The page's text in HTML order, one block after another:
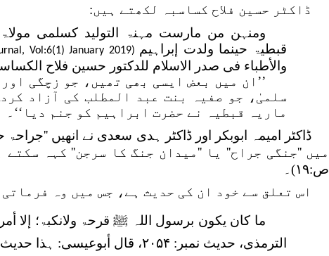
ڈاکٹر حسین فلاح کساسبہ لکھتے ہیں:
ومنہن من مارست مہنۃ التولید کسلمی
قبطیۃ حینما ولدت إبراہیم (
Vol:6(1) January 2019
والأطباء فی صدر الاسلام للدکتور حسین فلاح
’’ان میں بعض ایسی بھی تھیں، جو زچگی
سلمیٰ، جو صفیہ بنت عبد المطلب کی آزاد
ماریہ قبطیہ نے حضرت ابراہیم کو جنم دیا‘‘۔
ڈاکٹر امیمہ ابوبکر اور ڈاکٹر ہدی سعدی نے انھیں
میں ''جنگی جراح'' یا ''میدان جنگ کا سرجن'' کہہ سکتے
ص:۱۹)۔
اس تعلق سے خود ان کی حدیث ہے، جس میں وہ
ما کان یکون برسول اللہ ﷺ قرحۃ ولانکبۃ؛ إلا
الترمذی، حدیث نمبر: ۲۰۵۴، قال أبوعیسی: ہذا حدیث حسن غریب).